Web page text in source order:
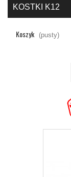
KOSTKI K12
Koszyk (pusty)